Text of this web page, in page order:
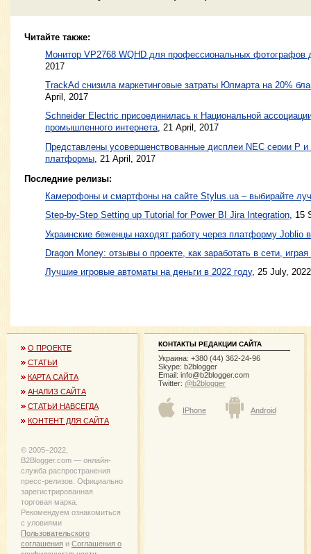
Читайте также:
Монитор VP2768 WQHD для профессиональных фотографов
2017
TrackAd снизила маркетинговые затраты Юлмарта на 20%
April, 2017
Schneider Electric присоединилась к Национальной
промышленного интернета, 21 April, 2017
Представлены усовершенствованные дисплеи NEC серии P и
платформы 21 April, 2017
Последние релизы:
Камерофоны и смартфоны на сайте Stylus.ua – выбирайте
Step-by-Step Setting up Tutorial for Power BI Jira Integration, 15
Украинские беженцы находят работу через платформу Joblio
Dragon Money: отзывы о проекте, как заработать в сети,
Лучшие игровые автоматы на деньги в 2022 году, 25 July, 2022
О ПРОЕКТЕ
СТАТЬИ
КАРТА САЙТА
АНАЛИЗ САЙТА
СТАТЬИ НАВСЕГДА
КОНТЕНТ ДЛЯ САЙТА
© 2005−2022,
B2Blogger.com — онлайн-
служба распространения
пресс-релизов. Официально
зарегистрированная
торговая марка.
Рекомендуем ознакомиться
с уловиями
Пользовательского
соглашения и Соглашения о
КОНТАКТЫ РЕДАКЦИИ САЙТА
Украина: +380 (44) 362-24-96
Skype: b2blogger
Email: info@b2blogger.com
Twitter: @b2blogger
IPhone Android